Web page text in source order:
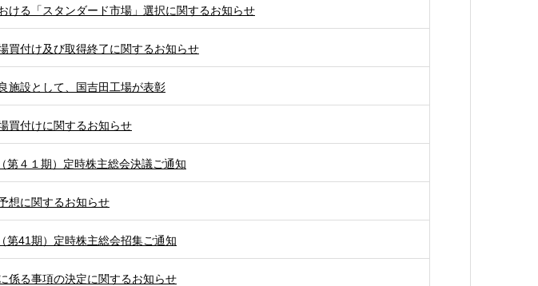
ける「スタンダード市場」選択に関するお知らせ
買付け及び取得終了に関するお知らせ
施設として、国吉田工場が表彰
買付けに関するお知らせ
第４１期）定時株主総会決議ご通知
想に関するお知らせ
第41期）定時株主総会招集ご通知
係る事項の決定に関するお知らせ